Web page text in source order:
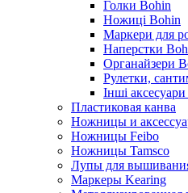
Голки Bohin
Ножиці Bohin
Маркери для
Наперстки
Органайзери
Рулетки,
Інші
Пластиковая канва
Ножницы и
Ножницы Feibo
Ножницы Tamsco
Лупы для
Маркеры Kearing